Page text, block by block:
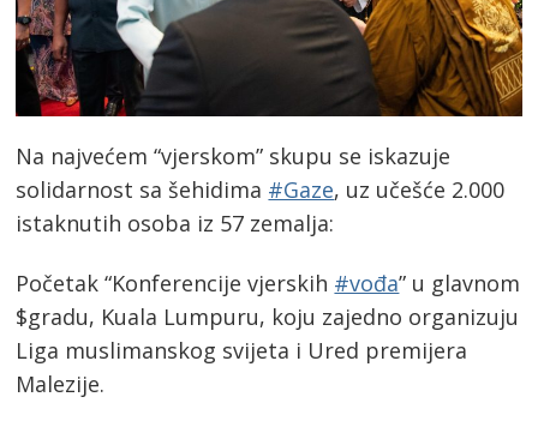
Na najvećem “vjerskom” skupu se iskazuje
solidarnost sa šehidima #Gaze, uz učešće 2.000
istaknutih osoba iz 57 zemalja:
Početak “Konferencije vjerskih #vođa” u glavnom
$gradu, Kuala Lumpuru, koju zajedno organizuju
Liga muslimanskog svijeta i Ured premijera
Malezije.